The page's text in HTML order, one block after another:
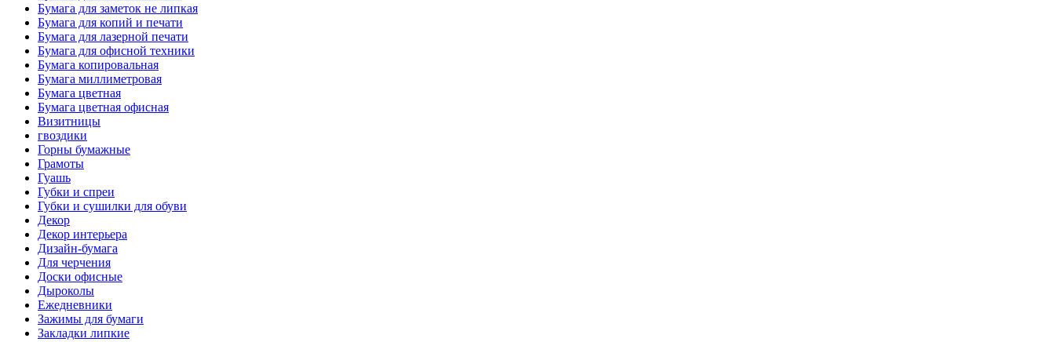
Бумага для заметок не липкая
Бумага для копий и печати
Бумага для лазерной печати
Бумага для офисной техники
Бумага копировальная
Бумага миллиметровая
Бумага цветная
Бумага цветная офисная
Визитницы
гвоздики
Горны бумажные
Грамоты
Гуашь
Губки и спреи
Губки и сушилки для обуви
Декор
Декор интерьера
Дизайн-бумага
Для черчения
Доски офисные
Дыроколы
Ежедневники
Зажимы для бумаги
Закладки липкие